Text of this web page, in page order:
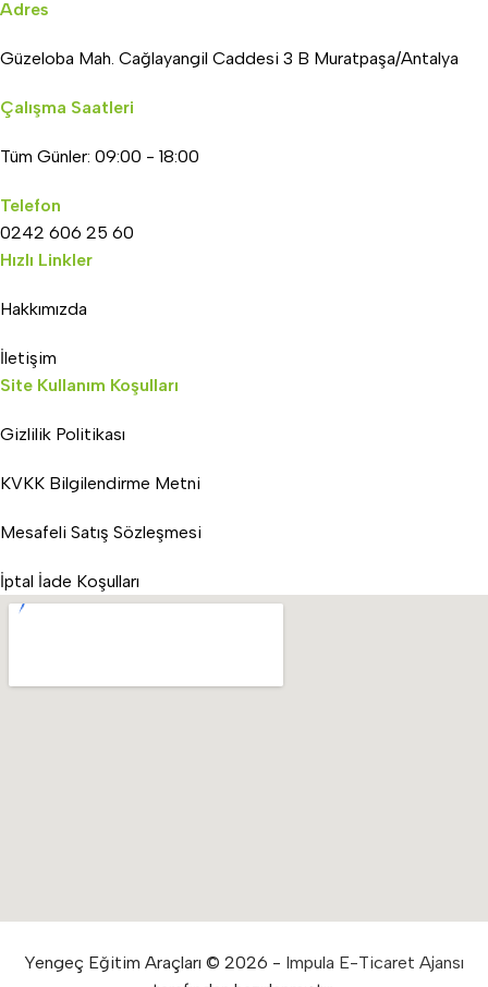
Adres
Güzeloba Mah. Cağlayangil Caddesi 3 B Muratpaşa/Antalya
Çalışma Saatleri
Tüm Günler: 09:00 - 18:00
Telefon
0242 606 25 60
Hızlı Linkler
Hakkımızda
İletişim
Site Kullanım Koşulları
Gizlilik Politikası
KVKK Bilgilendirme Metni
Mesafeli Satış Sözleşmesi
İptal İade Koşulları
Yengeç Eğitim Araçları © 2026 - Impula E-Ticaret Ajansı